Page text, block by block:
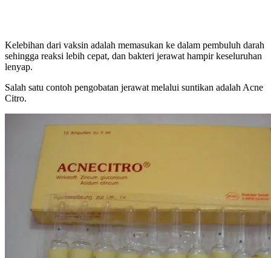
Kelebihan dari vaksin adalah memasukan ke dalam pembuluh darah
sehingga reaksi lebih cepat, dan bakteri jerawat hampir keseluruhan
lenyap.
Salah satu contoh pengobatan jerawat melalui suntikan adalah Acne
Citro.